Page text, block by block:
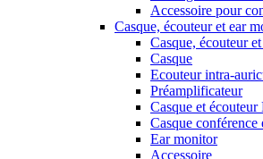
Accessoire pour
Casque, écouteur et ear
Casque, écouteur
Casque
Ecouteur intra-
Préamplificateur
Casque et
Casque conférence
Ear monitor
Accessoire